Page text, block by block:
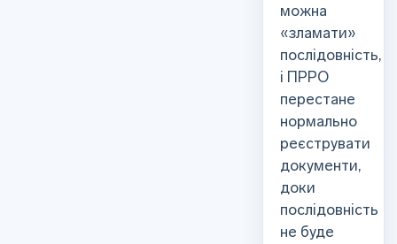
можна
«зламати»
послідовність,
і ПРРО
перестане
нормально
реєструвати
документи,
доки
послідовність
не буде